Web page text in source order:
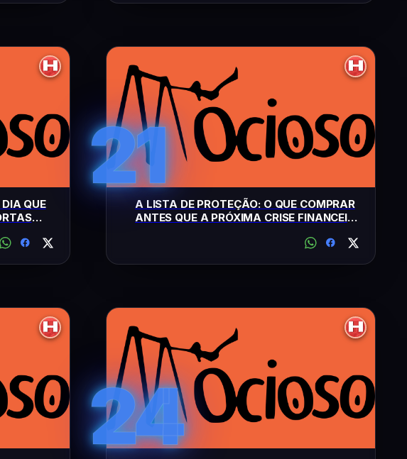
QUE
21
A LISTA DE PROTEÇÃO: O QUE COMPRAR
ANTES QUE A PRÓXIMA CRISE FINANCEIRA
24